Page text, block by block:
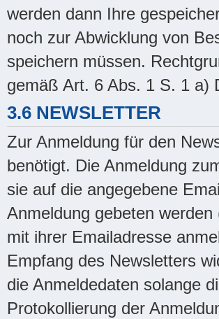
werden dann Ihre
noch zur Abwicklung von
speichern müssen.
gemäß Art. 6 Abs. 1 S. 1 a)
3.6 NEWSLETTER
Zur Anmeldung für den
benötigt. Die Anmeldung
sie auf die angegebene
Anmeldung gebeten
mit ihrer Emailadresse
Empfang des Newsletters
die Anmeldedaten solange
Protokollierung der